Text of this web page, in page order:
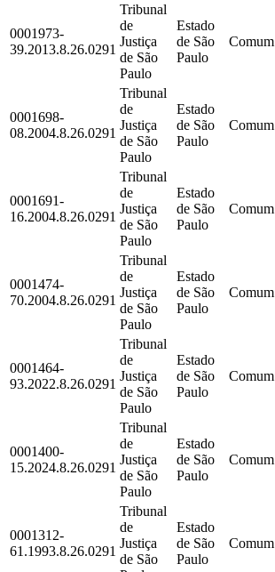
0001973-
39.2013.8.26.0291
Tribunal
de
Justiça
de São
Paulo
Estado
de São
Paulo
Comum
0001698-
08.2004.8.26.0291
Tribunal
de
Justiça
de São
Paulo
Estado
de São
Paulo
Comum
0001691-
16.2004.8.26.0291
Tribunal
de
Justiça
de São
Paulo
Estado
de São
Paulo
Comum
0001474-
70.2004.8.26.0291
Tribunal
de
Justiça
de São
Paulo
Estado
de São
Paulo
Comum
0001464-
93.2022.8.26.0291
Tribunal
de
Justiça
de São
Paulo
Estado
de São
Paulo
Comum
0001400-
15.2024.8.26.0291
Tribunal
de
Justiça
de São
Paulo
Estado
de São
Paulo
Comum
0001312-
61.1993.8.26.0291
Tribunal
de
Justiça
de São
Estado
de São
Paulo
Comum